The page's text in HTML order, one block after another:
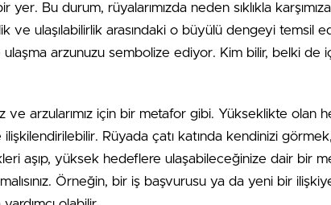
yer. Bu durum, rüyalarımızda neden sıklıkla
ve ulaşılabilirlik arasındaki o büyülü dengeyi temsil
ulaşma arzunuzu sembolize ediyor. Kim bilir, belki de
ve arzularımız için bir metafor gibi. Yükseklikte olan
Rüyada çatı katında kendinizi
aşıp, yüksek hedeflere ulaşabileceğinize dair bir
Örneğin, bir iş başvurusu ya da yeni bir